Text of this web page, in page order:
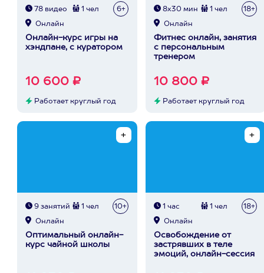
78 видео 1 чел 6+
Онлайн
Онлайн-курс игры на
хэндпане, с куратором
10 600 ₽
Работает круглый год
8х30 мин 1 чел 18+
Онлайн
Фитнес онлайн, занятия
с персональным
тренером
10 800 ₽
Работает круглый год
9 занятий 1 чел 10+
Онлайн
Оптимальный онлайн-
курс чайной школы
1 час 1 чел 18+
Онлайн
Освобождение от
застрявших в теле
эмоций, онлайн-сессия